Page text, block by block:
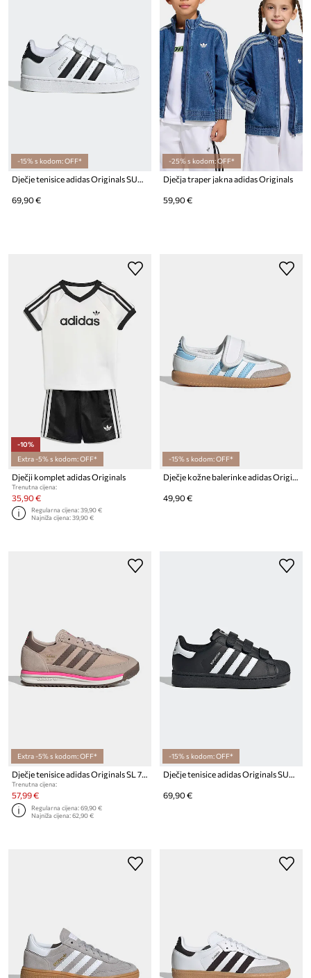
-15% s kodom: OFF*
Dječje tenisice adidas Originals SUPERSTAR II
69,90 €
-25% s kodom: OFF*
Dječja traper jakna adidas Originals
59,90 €
-10%
Extra -5% s kodom: OFF*
Dječji komplet adidas Originals
Trenutna cijena:
35,90 €
Regularna cijena:39,90 €
Najniža cijena:39,90 €
-15% s kodom: OFF*
49,90 €
Extra -5% s kodom: OFF*
Dječje tenisice adidas Originals SL 72 RS
Trenutna cijena:
57,99 €
Regularna cijena:69,90 €
Najniža cijena:62,90 €
-15% s kodom: OFF*
Dječje tenisice adidas Originals SUPERSTAR II
69,90 €